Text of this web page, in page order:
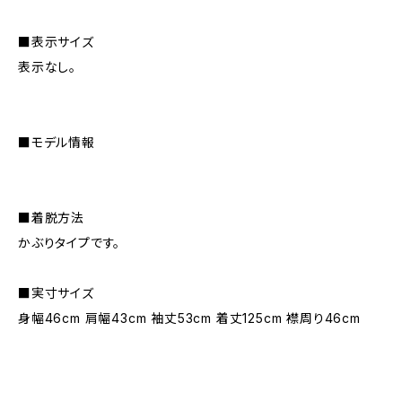
■表示サイズ
表示なし。
■モデル情報
■着脱方法
かぶりタイプです。
■実寸サイズ
身幅46cm 肩幅43cm 袖丈53cm 着丈125cm 襟周り46cm